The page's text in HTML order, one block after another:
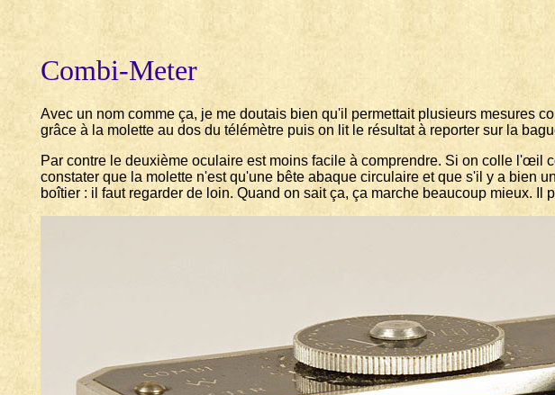
Combi-Meter
Avec un nom comme ça, je me doutais bien qu'il permettait plusieurs mesures
grâce à la molette au dos du télémètre puis on lit le résultat à reporter sur la
Par contre le deuxième oculaire est moins facile à comprendre. Si on colle l'œil
constater que la molette n'est qu'une bête abaque circulaire et que s'il y a bien
boîtier : il faut regarder de loin. Quand on sait ça, ça marche beaucoup mieux.